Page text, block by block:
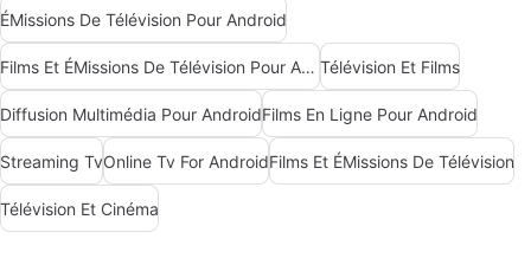
ÉMissions De Télévision Pour Android
Films Et ÉMissions De Télévision Pour Android Télévision Et Films
Diffusion Multimédia Pour AndroidFilms En Ligne Pour Android
Streaming TvOnline Tv For AndroidFilms Et ÉMissions De Télévision
Télévision Et Cinéma